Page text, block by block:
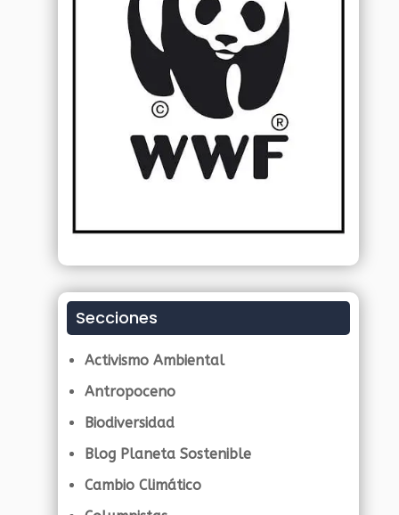
Secciones
Activismo Ambiental
Antropoceno
Biodiversidad
Blog Planeta Sostenible
Cambio Climático